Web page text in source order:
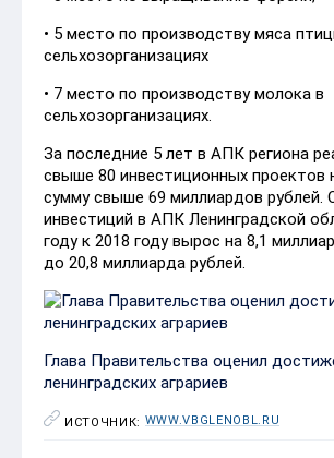
• 5 место по производству мяса
сельхозорганизациях
• 7 место по производству молока в
сельхозорганизациях.
За последние 5 лет в АПК региона
свыше 80 инвестиционных
сумму свыше 69 миллиардов рублей.
инвестиций в АПК Ленинградской
году к 2018 году вырос на 8,1
до 20,8 миллиарда рублей.
Глава Правительства оценил
ленинградских аграриев
ИСТОЧНИК: WWW.VBGLENOBL.RU